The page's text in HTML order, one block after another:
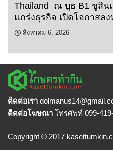
Thailand ณ บูธ B1 ชูสิน
แกร่งธุรกิจ เปิดโอกาส
สิงหาคม 6, 2026
ติดต่อเรา dolmanus14
ติดต่อโฆษณา โทรศัพท์ 099-
Copyright © 2017